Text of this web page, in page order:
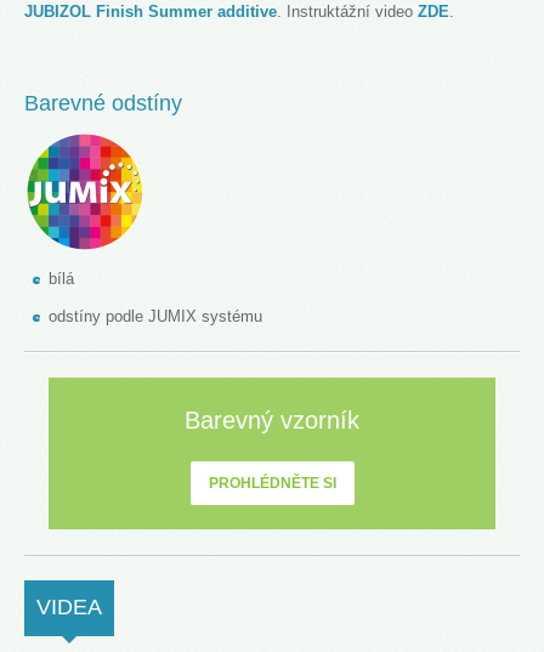
JUBIZOL Finish Summer additive . Instruktážní video ZDE
Barevné odstíny
bílá
odstíny podle JUMIX systému
Barevný vzorník
PROHLÉDNĚTE SI
VIDEA